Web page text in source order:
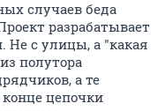
случаев беда
разрабатывает
Не с улицы, а "какая
полутора
а те
цепочки